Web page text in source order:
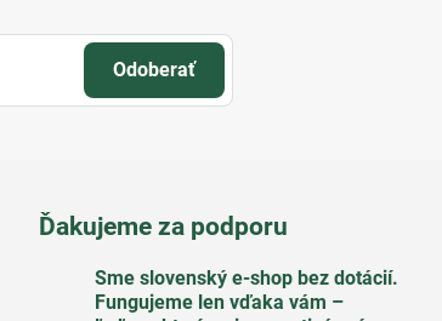
Odoberať
Ďakujeme za podporu
Sme slovenský e-shop bez dotácií​.
Fungujeme len vďaka vám –